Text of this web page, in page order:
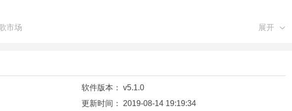
，是不是真的是自己认为的那样，用美妆相机就可以知道你的长相究竟是属于
市场 展开
软件版本： v5.1.0
更新时间： 2019-08-14 19:19:34